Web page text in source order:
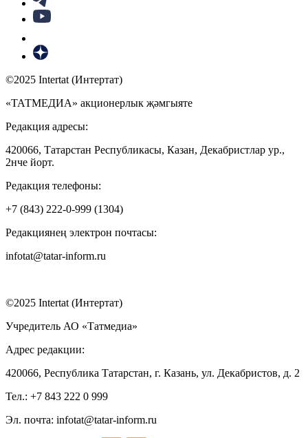
©2025 Intertat (Интертат)
«ТАТМЕДИА» акционерлык җәмгыяте
Редакция адресы:
420066, Татарстан Республикасы, Казан, Декабристлар ур.,
2нче йорт.
Редакция телефоны:
+7 (843) 222-0-999 (1304)
Редакциянең электрон почтасы:
infotat@tatar-inform.ru
©2025 Intertat (Интертат)
Учредитель АО «Татмедиа»
Адрес редакции:
420066, Республика Татарстан, г. Казань, ул. Декабристов, д. 2
Тел.: +7 843 222 0 999
Эл. почта: infotat@tatar-inform.ru